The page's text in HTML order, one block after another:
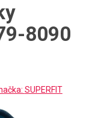
8090
SUPERFIT